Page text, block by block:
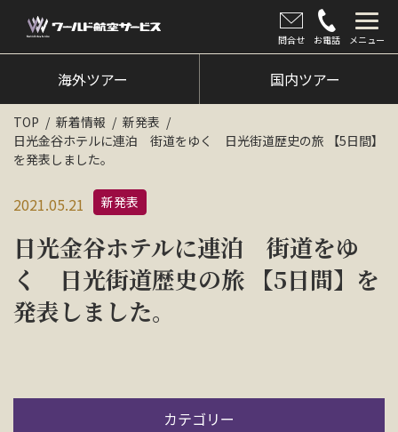
問合せ お電話 メニュー
海外ツアー
国内ツアー
クルーズツアー
ツアー催行状況
旅のひろば
イベント
新着情報
お問い合わせ
海外ツアー 国内ツアー
TOP 新着情報
新発表
日光金谷ホテルに連泊 街道をゆく 日光街道歴史の旅 【5日間】
を発表しました。
2021.05.21 新発表
日光金谷ホテルに連泊 街道をゆ
く 日光街道歴史の旅 【5日間】を
発表しました。
カテゴリー